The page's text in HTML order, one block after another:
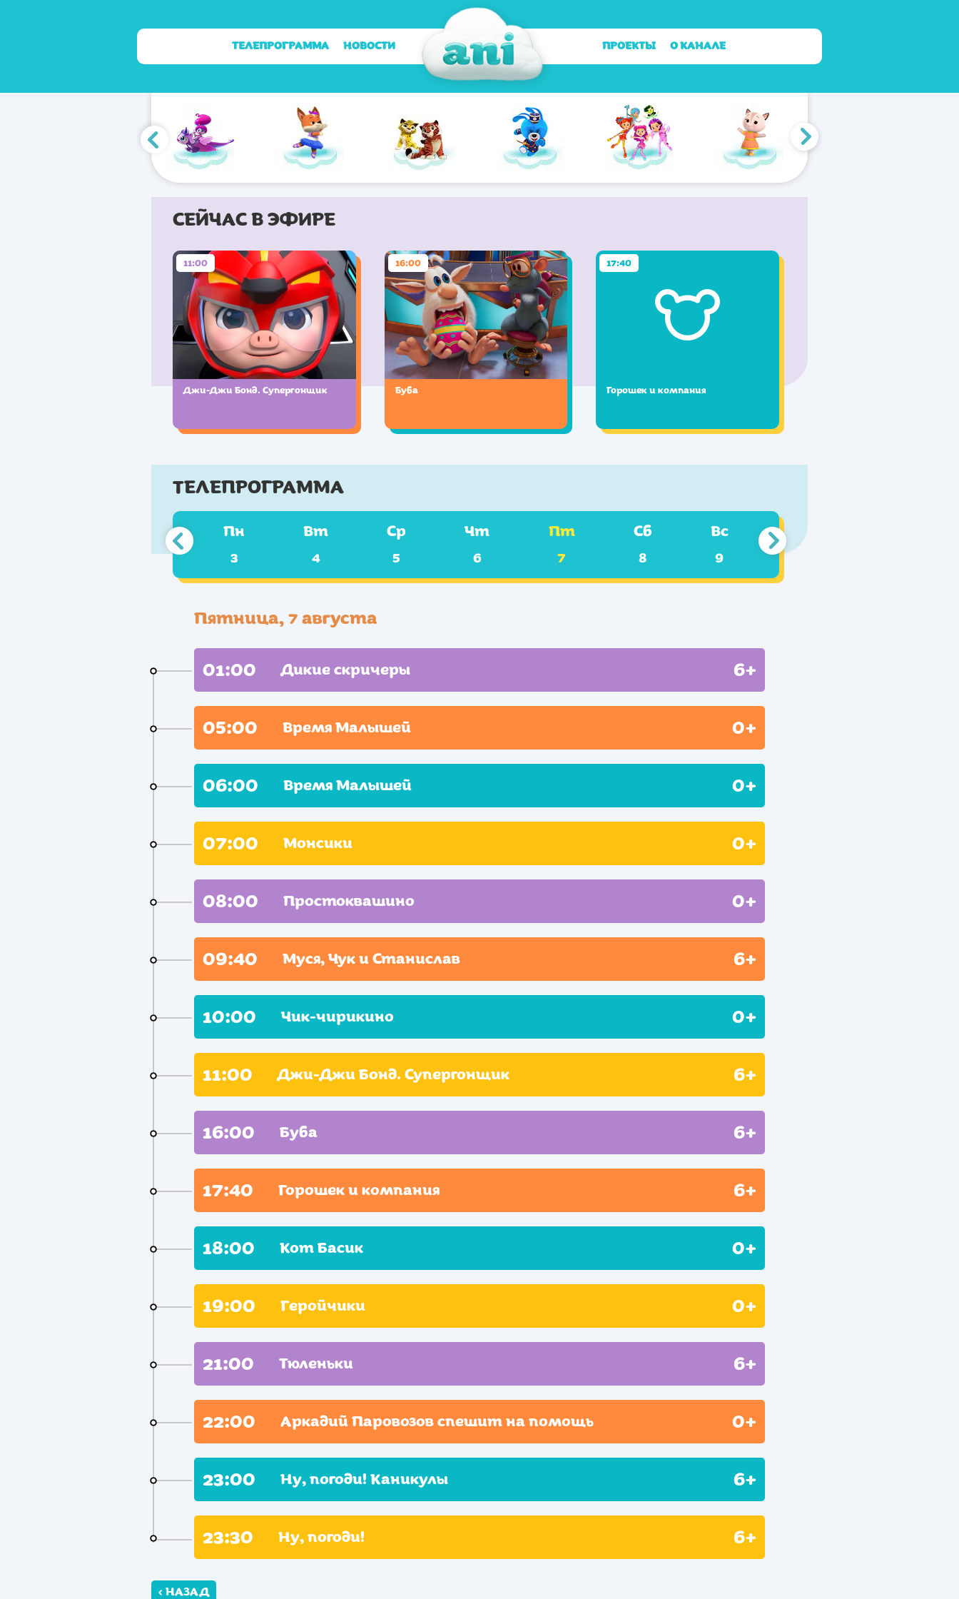
ТЕЛЕПРОГРАММА НОВОСТИ ПРОЕКТЫ О КАНАЛЕ
СЕЙЧАС В ЭФИРЕ
11:00
Джи-Джи Бонд. Супергонщик
16:00
Буба
17:40
Горошек и компания
ТЕЛЕПРОГРАММА
Пн
3
Вт
4
Ср
5
Чт
6
Пт
7
Сб
8
Вс
9
Пятница, 7 августа
01:00 Дикие скричеры 6+
05:00 Время Малышей 0+
06:00 Время Малышей 0+
07:00 Монсики 0+
08:00 Простоквашино 0+
09:40 Муся, Чук и Станислав 6+
10:00 Чик-чирикино 0+
11:00 Джи-Джи Бонд. Супергонщик 6+
16:00 Буба 6+
17:40 Горошек и компания 6+
18:00 Кот Басик 0+
19:00 Геройчики 0+
21:00 Тюленьки 6+
22:00 Аркадий Паровозов спешит на помощь 0+
23:00 Ну, погоди! Каникулы 6+
23:30 Ну, погоди! 6+
‹ НАЗАД